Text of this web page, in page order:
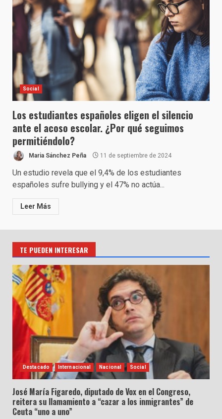
Social
Los estudiantes españoles eligen el silencio
ante el acoso escolar. ¿Por qué seguimos
permitiéndolo?
Maria Sánchez Peña 11 de septiembre de 2024
Un estudio revela que el 9,4% de los estudiantes
españoles sufre bullying y el 47% no actúa...
Leer Más
TE PUEDEN INTERESAR
Destacado Internacional Nacional Social
José María Figaredo, diputado de Vox en el Congreso,
reitera su llamamiento a “cazar a los inmigrantes” de
Ceuta “uno a uno”